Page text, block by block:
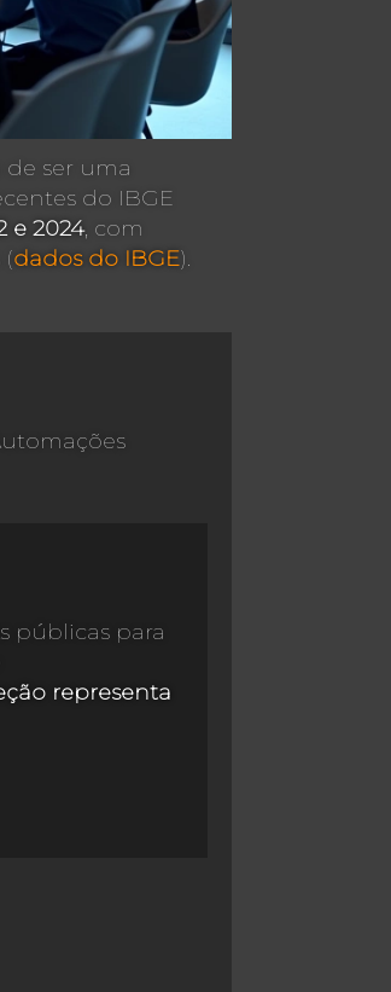
ser uma
do IBGE
e 2024, com
dados do IBGE).
públicas para
representa